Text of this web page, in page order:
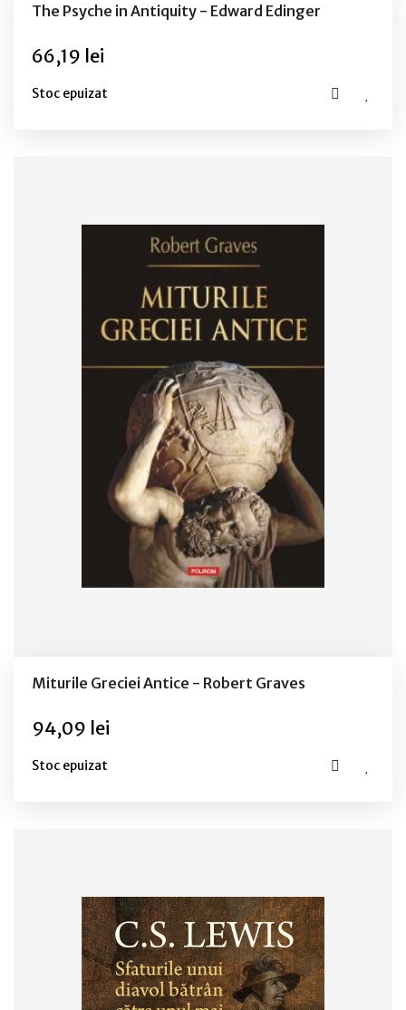
The Psyche in Antiquity - Edward Edinger
66,19 lei
Stoc epuizat
Miturile Greciei Antice - Robert Graves
94,09 lei
Stoc epuizat